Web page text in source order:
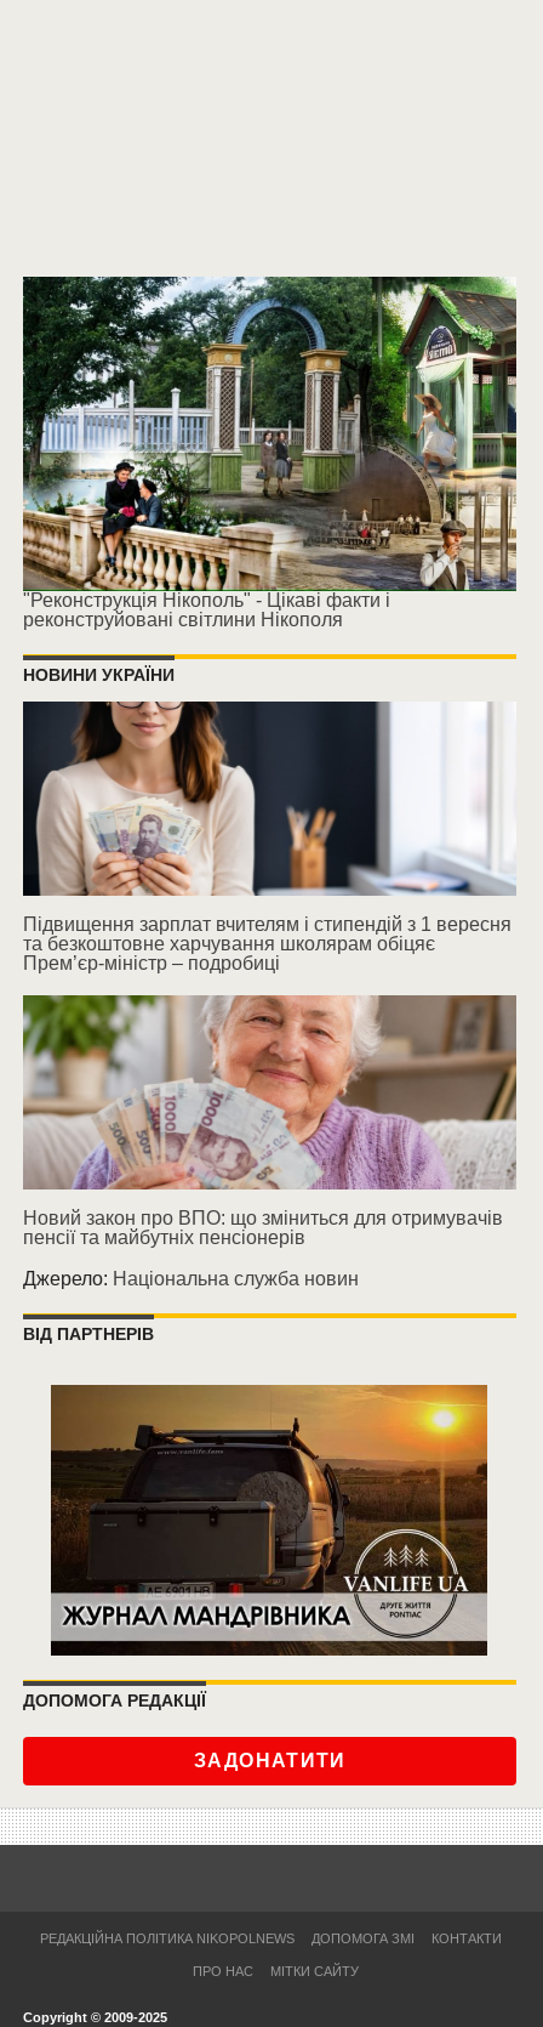
"Реконструкція Нікополь" - Цікаві факти і
реконструйовані світлини Нікополя
НОВИНИ УКРАЇНИ
Підвищення зарплат вчителям і стипендій з 1 вересня
та безкоштовне харчування школярам обіцяє
Прем’єр-міністр – подробиці
Новий закон про ВПО: що зміниться для отримувачів
пенсії та майбутніх пенсіонерів
Джерело: Національна служба новин
ВІД ПАРТНЕРІВ
ДОПОМОГА РЕДАКЦІЇ
ЗАДОНАТИТИ
РЕДАКЦІЙНА ПОЛІТИКА NIKOPOLNEWS ДОПОМОГА ЗМІ КОНТАКТИ
ПРО НАС МІТКИ САЙТУ
Copyright © 2009-2025